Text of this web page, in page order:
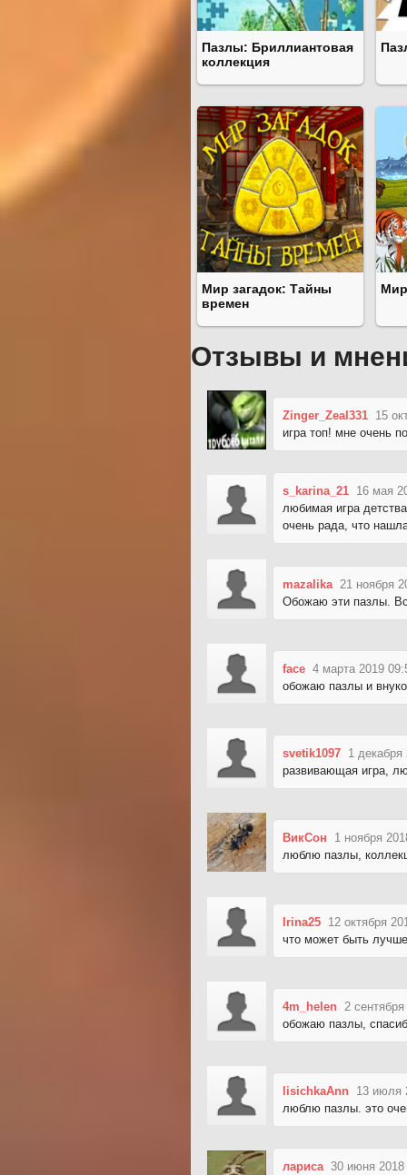
Пазлы: Бриллиантовая
коллекция
Мир загадок: Тайны
времен
Отзывы и
Zinger_Zeal331 15
игра топ! мне очень
s_karina_21 16 мая
любимая игра
очень рада, что
mazalika 21 ноября
Обожаю эти пазлы.
face 4 марта 2019
обожаю пазлы и
svetik1097 1 декабря
развивающая игра,
ВикСон
1 ноября
люблю пазлы,
Irina25 12 октября
что может быть
4m_helen 2
обожаю пазлы,
lisichkaAnn 13 июля
люблю пазлы. это
лариса 30 июня 2018